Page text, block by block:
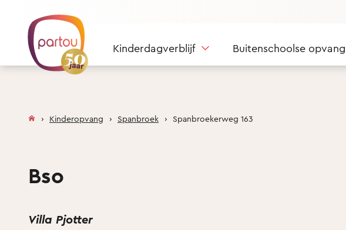
Kinderdagverblijf Buitenschoolse opvang
Kinderopvang Spanbroek Spanbroekerweg 163
Bso
Villa Pjotter